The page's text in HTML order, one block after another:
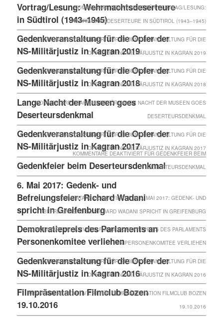
Vortrag/Lesung: Wehrmachtsdeserteure
in Südtirol (1943–1945)
KOMMENTARE DEAKTIVIERTFÜR VORTRAG/LESUNG:
WEHRMACHTSDESERTEURE IN SÜDTIROL (1943–1945)
Gedenkveranstaltung für die Opfer der
NS-Militärjustiz in Kagran 2019
KOMMENTARE DEAKTIVIERTFÜR GEDENKVERANSTALTUNG FÜR DIE
OPFER DER NS-MILITÄRJUSTIZ IN KAGRAN 2019
Gedenkveranstaltung für die Opfer der
NS-Militärjustiz in Kagran 2018
KOMMENTARE DEAKTIVIERTFÜR GEDENKVERANSTALTUNG FÜR DIE
OPFER DER NS-MILITÄRJUSTIZ IN KAGRAN 2018
Lange Nacht der Museen goes
Deserteursdenkmal
KOMMENTARE DEAKTIVIERTFÜR LANGE NACHT DER MUSEEN GOES
DESERTEURSDENKMAL
Gedenkveranstaltung für die Opfer der
NS-Militärjustiz in Kagran 2017
KOMMENTARE DEAKTIVIERTFÜR GEDENKVERANSTALTUNG FÜR DIE
OPFER DER NS-MILITÄRJUSTIZ IN KAGRAN 2017
Gedenkfeier beim Deserteursdenkmal
KOMMENTARE DEAKTIVIERTFÜR GEDENKFEIER BEIM
DESERTEURSDENKMAL
6. Mai 2017: Gedenk- und
Befreiungsfeier: Richard Wadani
spricht in Greifenburg
KOMMENTARE DEAKTIVIERTFÜR 6. MAI 2017: GEDENK- UND
BEFREIUNGSFEIER: RICHARD WADANI SPRICHT IN GREIFENBURG
Demokratiepreis des Parlaments an
Personenkomitee verliehen
KOMMENTARE DEAKTIVIERTFÜR DEMOKRATIEPREIS DES PARLAMENTS
AN PERSONENKOMITEE VERLIEHEN
Gedenkveranstaltung für die Opfer der
NS-Militärjustiz in Kagran 2016
KOMMENTARE DEAKTIVIERTFÜR GEDENKVERANSTALTUNG FÜR DIE
OPFER DER NS-MILITÄRJUSTIZ IN KAGRAN 2016
Filmpräsentation Filmclub Bozen
19.10.2016
KOMMENTARE DEAKTIVIERTFÜR FILMPRÄSENTATION FILMCLUB BOZEN
19.10.2016